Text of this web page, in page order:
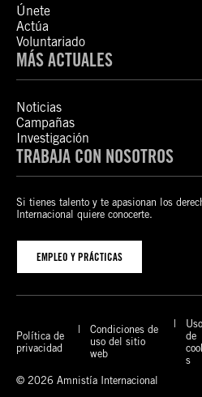
Únete
Actúa
Voluntariado
MÁS ACTUALES
Noticias
Campañas
Investigación
TRABAJA CON NOSOTROS
Si tienes talento y te apasionan los
Internacional quiere conocerte.
EMPLEO Y PRÁCTICAS
Política de
privacidad
Condiciones de
uso del sitio
web
Uso
de
s
© 2026 Amnistía Internacional